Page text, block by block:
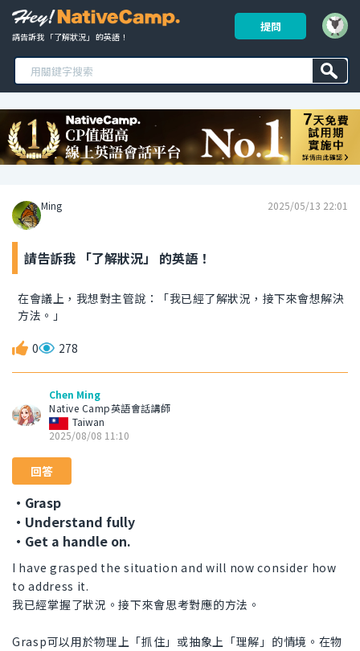
請告訴我 「了解狀況」 的英語！
提問
Ming 2025/05/13 22:01
請告訴我 「了解狀況」 的英語！
在會議上，我想對主管說：「我已經了解狀況，接下來會想解決
方法。」
0 278
Chen Ming
Native Camp英語會話講師
Taiwan
2025/08/08 11:10
回答
・Grasp
・Understand fully
・Get a handle on.
I have grasped the situation and will now consider how
to address it.
我已經掌握了狀況。接下來會思考對應的方法。
Grasp可以用於物理上「抓住」或抽象上「理解」的情境。在物